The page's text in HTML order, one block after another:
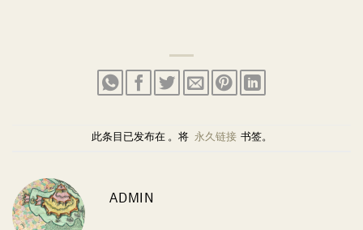
此条目已发布在 。将 永久链接 书签。
ADMIN